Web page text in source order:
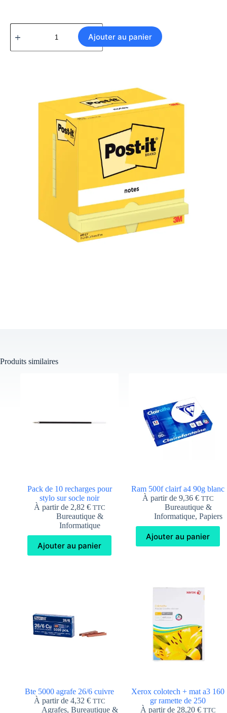
Ajouter au panier
Produits similaires
Pack de 10 recharges pour
stylo sur socle noir
À partir de 2,82 € TTC
Bureautique &
Informatique
Ajouter au panier
Ram 500f clairf a4 90g blanc
À partir de 9,36 € TTC
Bureautique &
Informatique, Papiers
Ajouter au panier
Bte 5000 agrafe 26/6 cuivre
À partir de 4,32 € TTC
Agrafes, Bureautique &
Xerox colotech + mat a3 160
gr ramette de 250
À partir de 28,20 € TTC